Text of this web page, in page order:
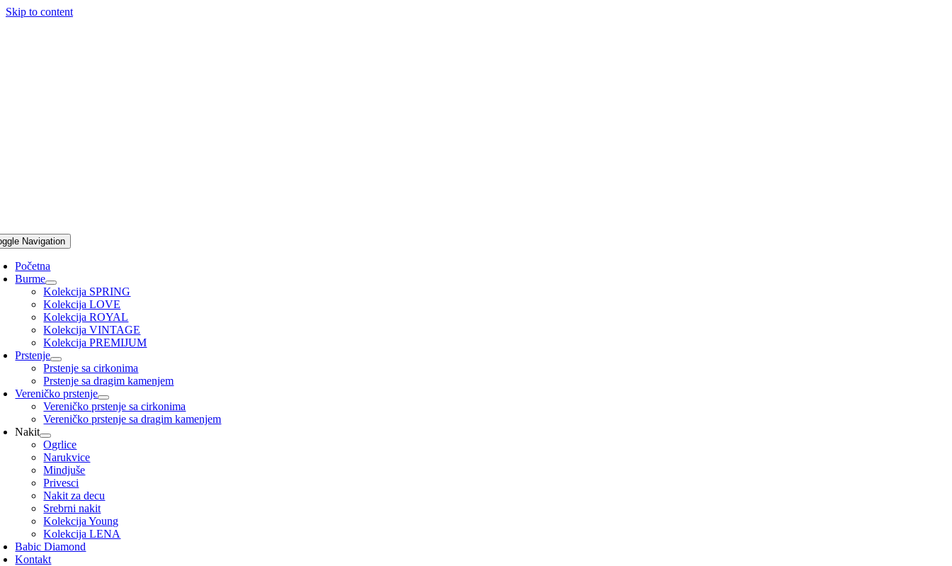
Skip to content
Navigation
Početna
Burme
Kolekcija SPRING
Kolekcija LOVE
Kolekcija ROYAL
Kolekcija VINTAGE
Kolekcija PREMIJUM
Prstenje
Prstenje sa cirkonima
Prstenje sa dragim kamenjem
Vereničko prstenje
Vereničko prstenje sa cirkonima
Vereničko prstenje sa dragim kamenjem
Nakit
Ogrlice
Narukvice
Mindjuše
Privesci
Nakit za decu
Srebrni nakit
Kolekcija Young
Kolekcija LENA
Babic Diamond
Kontakt